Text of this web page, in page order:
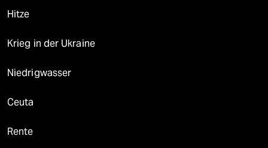
Hitze
Krieg in der Ukraine
Niedrigwasser
Ceuta
Rente